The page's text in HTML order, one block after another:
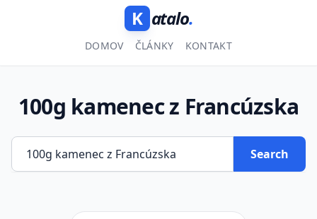
K atalo.
DOMOV ČLÁNKY KONTAKT
100g kamenec z Francúzska
Search